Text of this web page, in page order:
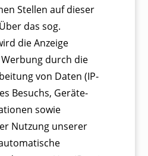
Stellen auf dieser
das sog.
die Anzeige
durch die
von Daten (IP-
Besuchs, Geräte-
sowie
Nutzung unserer